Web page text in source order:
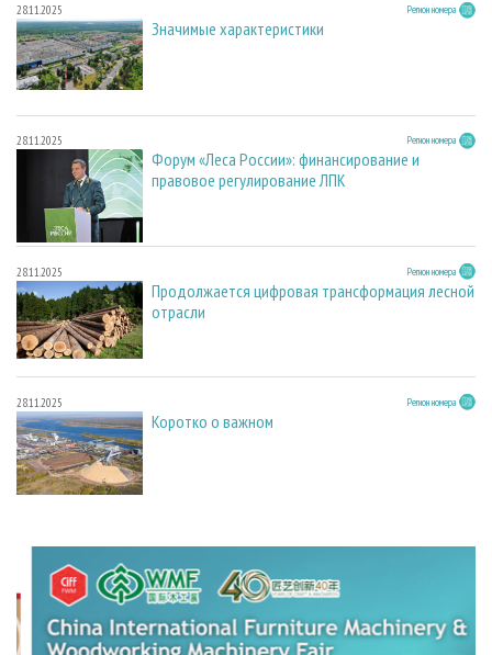
28.11.2025 Регион номера
Значимые характеристики
28.11.2025 Регион номера
Форум «Леса России»: финансирование и
правовое регулирование ЛПК
28.11.2025 Регион номера
Продолжается цифровая трансформация лесной
отрасли
28.11.2025 Регион номера
Коротко о важном